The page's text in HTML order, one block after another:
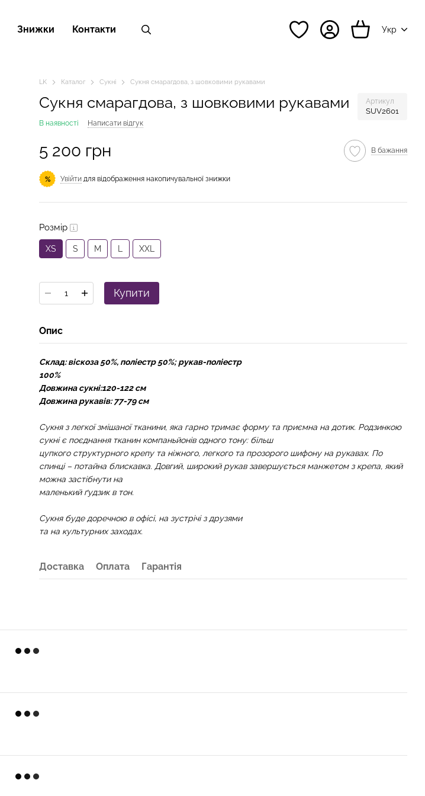
Знижки Контакти Укр
LK Каталог Сукні Сукня смарагдова, з шовковими рукавами
Сукня смарагдова, з шовковими рукавами Артикул
SUV2601
В наявності Написати відгук
5 200 грн В бажання
% Увійти для відображення накопичувальної знижки
Розмір
XS S M XXL
Купити
Опис
Склад: віскоза 50%, поліестр 50%; рукав-поліестр
100%
Довжина сукні:120-122 см
Довжина рукавів: 77-79 см
Сукня з легкої змішаної тканини, яка гарно тримає форму та приємна на дотик. Родзинкою
сукні є поєднання тканин компаньйонів одного тону: більш
цупкого структурного крепу та ніжного, легкого та прозорого шифону на рукавах. По
спинці – потайна блискавка. Довгий, широкий рукав завершується манжетом з крепа, який
можна застібнути на
маленький ґудзик в тон.
Сукня буде доречною в офісі, на зустрічі з друзями
та на культурних заходах.
Доставка Оплата Гарантія